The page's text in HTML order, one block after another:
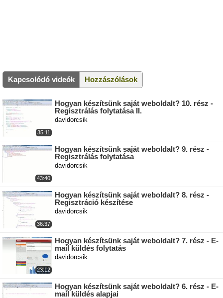
Kapcsolódó videók Hozzászólások
35:11
Hogyan készítsünk saját weboldalt? 10. rész -
Regisztrálás folytatása II.
davidorcsik
43:40
Hogyan készítsünk saját weboldalt? 9. rész -
Regisztrálás folytatása
davidorcsik
36:37
Hogyan készítsünk saját weboldalt? 8. rész -
Regisztráció készítése
davidorcsik
23:12
Hogyan készítsünk saját weboldalt? 7. rész - E-
mail küldés folytatás
davidorcsik
Hogyan készítsünk saját weboldalt? 6. rész - E-
mail küldés alapjai